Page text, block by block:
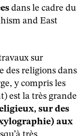
dans le cadre du
and East
sur
des religions dans
y compris les
est la très grande
sur des
aux